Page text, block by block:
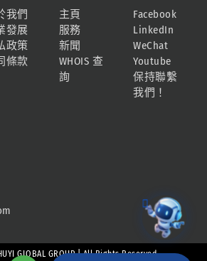
我們
發展
政策
條款
主頁
服務
新聞
WHOIS 查
詢
Facebook
LinkedIn
WeChat
Youtube
保持聯繫
我們！
GLOBAL GROUP | All Rights Reserved